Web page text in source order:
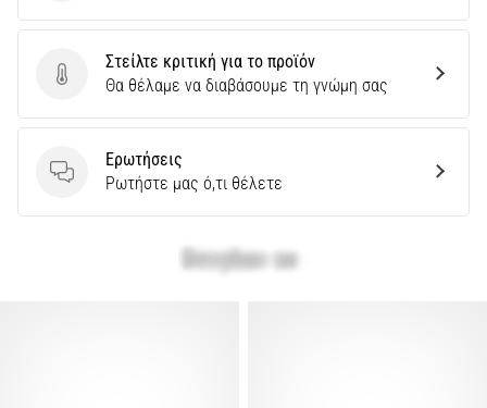
Ποια
προσφέρει,
Εμφάνιση
των
Στείλτε κριτική για το προϊόν
Στείλτε κριτική για το προϊόν
Θα θέλαμε να διαβάσουμε τη γνώμη σας
Ερωτήσεις
Ερωτήσεις
Ρωτήστε μας ό,τι θέλετε